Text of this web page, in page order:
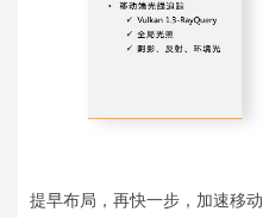
提早布局，再快一步，加速移